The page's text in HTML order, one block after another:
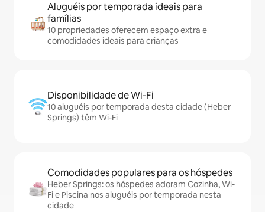
Aluguéis por temporada ideais para
famílias
10 propriedades oferecem espaço extra e
comodidades ideais para crianças
Disponibilidade de Wi-Fi
10 aluguéis por temporada desta cidade (Heber
Springs) têm Wi-Fi
Comodidades populares para os hóspedes
Heber Springs: os hóspedes adoram Cozinha, Wi-
Fi e Piscina nos aluguéis por temporada nesta
cidade